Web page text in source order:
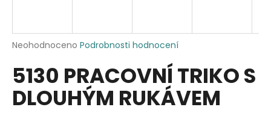
Průměrné
produktu
je
0,0
Neohodnoceno Podrobnosti hodnocení
5130 PRACOVNÍ TRIKO S
DLOUHÝM RUKÁVEM
j
í
?